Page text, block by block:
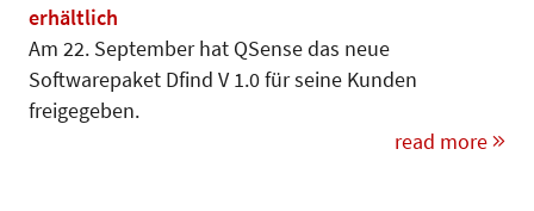
erhältlich
Am 22. September hat QSense das neue
Softwarepaket Dfind V 1.0 für seine Kunden
freigegeben.
read more